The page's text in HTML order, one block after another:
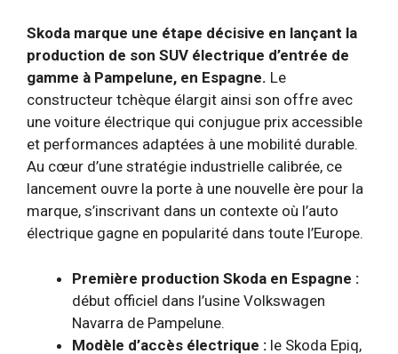
Skoda marque une étape décisive en lançant la
production de son SUV électrique d’entrée de
gamme à Pampelune, en Espagne. Le
constructeur tchèque élargit ainsi son offre avec
une voiture électrique qui conjugue prix accessible
et performances adaptées à une mobilité durable.
Au cœur d’une stratégie industrielle calibrée, ce
lancement ouvre la porte à une nouvelle ère pour la
marque, s’inscrivant dans un contexte où l’auto
électrique gagne en popularité dans toute l’Europe.
Première production Skoda en Espagne :
début officiel dans l’usine Volkswagen
Navarra de Pampelune.
Modèle d’accès électrique : le Skoda Epiq,